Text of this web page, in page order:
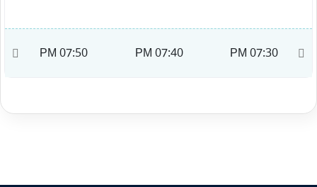
07:30 PM
07:40 PM
07:50 PM